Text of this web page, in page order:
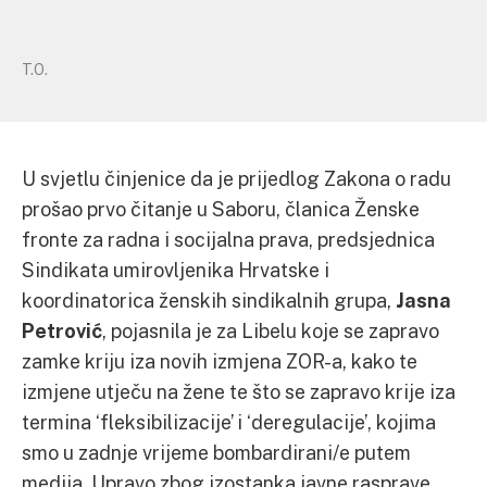
T.O.
U svjetlu činjenice da je prijedlog Zakona o radu
prošao prvo čitanje u Saboru, članica Ženske
fronte za radna i socijalna prava, predsjednica
Sindikata umirovljenika Hrvatske i
koordinatorica ženskih sindikalnih grupa, Jasna
Petrović, pojasnila je za Libelu koje se zapravo
zamke kriju iza novih izmjena ZOR-a, kako te
izmjene utječu na žene te što se zapravo krije iza
termina ‘fleksibilizacije’ i ‘deregulacije’, kojima
smo u zadnje vrijeme bombardirani/e putem